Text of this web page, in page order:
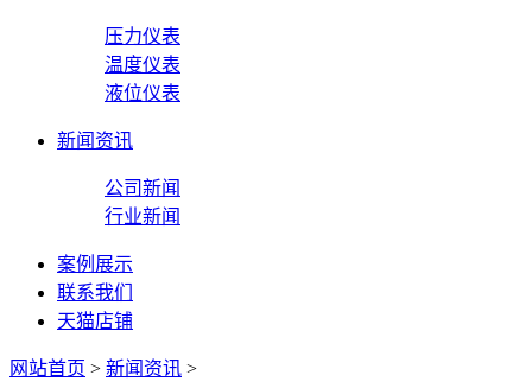
压力仪表
温度仪表
液位仪表
新闻资讯
公司新闻
行业新闻
案例展示
联系我们
天猫店铺
网站首页 > 新闻资讯 >